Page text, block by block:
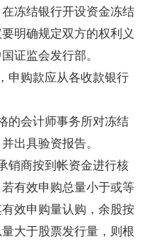
冻结银行开设资金冻结
明确规定双方的权利义
证监会发行部。
购款应从各收款银行
会计师事务所对冻结
出具验资报告。
商按到帐资金进行核
有效申购总量小于或等
效申购量认购，余股按
大于股票发行量，则根